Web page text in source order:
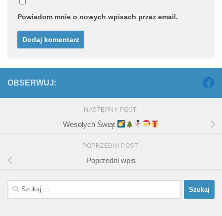
Powiadom mnie o nowych wpisach przez email.
OBSERWUJ:
NASTĘPNY POST
Wesołych Świąt
POPRZEDNI POST
Poprzedni wpis
Szukaj: